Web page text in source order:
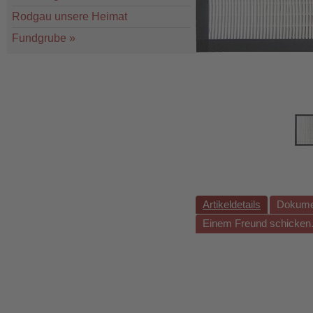
Artikeldetails
Einem Freund
Rodgau unsere Heimat
Fundgrube »